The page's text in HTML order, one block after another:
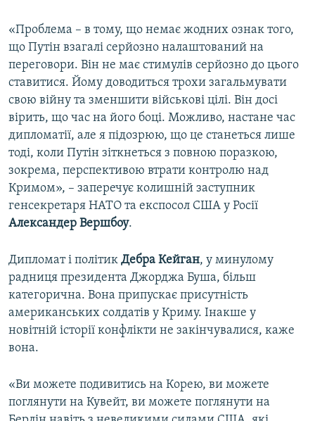
«Проблема – в тому, що немає жодних ознак того,
що Путін взагалі серйозно налаштований на
переговори. Він не має стимулів серйозно до цього
ставитися. Йому доводиться трохи загальмувати
свою війну та зменшити військові цілі. Він досі
вірить, що час на його боці. Можливо, настане час
дипломатії, але я підозрюю, що це станеться лише
тоді, коли Путін зіткнеться з повною поразкою,
зокрема, перспективою втрати контролю над
Кримом», – заперечує колишній заступник
генсекретаря НАТО та експосол США у Росії
Александер Вершбоу.
Дипломат і політик Дебра Кейган, у минулому
радниця президента Джорджа Буша, більш
категорична. Вона припускає присутність
американських солдатів у Криму. Інакше у
новітній історії конфлікти не закінчувалися, каже
вона.
«Ви можете подивитись на Корею, ви можете
поглянути на Кувейт, ви можете поглянути на